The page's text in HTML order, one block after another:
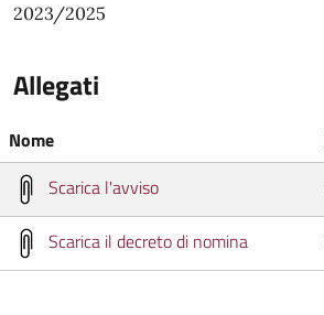
2023/2025
Allegati
Nome
Scarica l'avviso
Scarica il decreto di nomina